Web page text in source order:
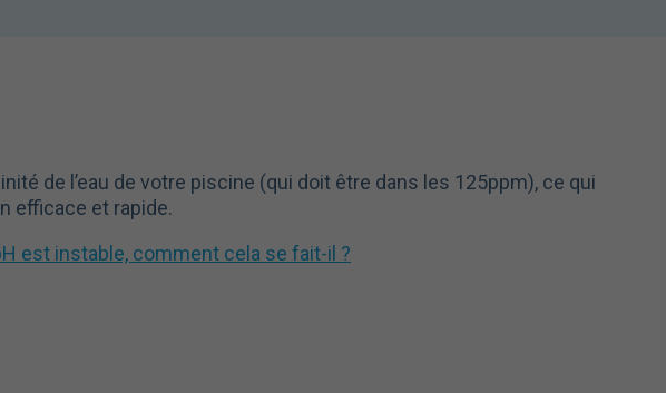
de l’eau de votre piscine (qui doit être dans les 125ppm), ce qui
efficace et rapide.
est instable, comment cela se fait-il ?